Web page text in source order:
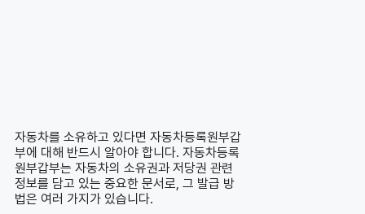
자동차를 소유하고 있다면 자동차등록원부갑
부에 대해 반드시 알아야 합니다. 자동차등록
원부갑부는 자동차의 소유권과 저당권 관련
정보를 담고 있는 중요한 문서로, 그 발급 방
법은 여러 가지가 있습니다.